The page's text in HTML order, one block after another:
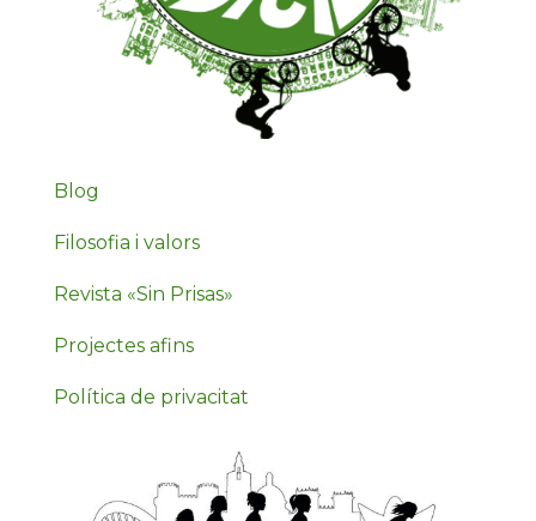
Blog
Filosofia i valors
Revista «Sin Prisas»
Projectes afins
Política de privacitat